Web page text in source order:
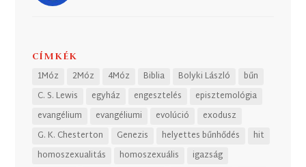
CÍMKÉK
1Móz 2Móz 4Móz Biblia Bolyki László
bűn
C. S. Lewis
egyház engesztelés
episztemológia
evangélium
evangéliumi evolúció
exodusz
G. K. Chesterton
Genezis helyettes bűnhődés
hit
homoszexualitás
homoszexuális
igazság